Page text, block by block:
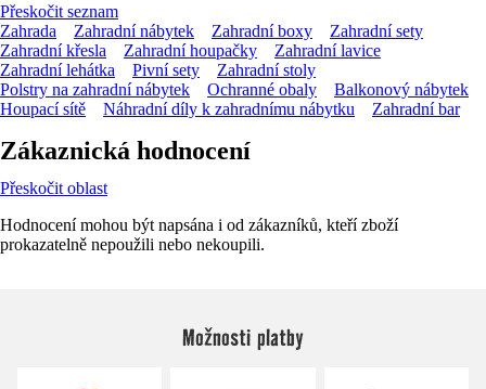
Přeskočit seznam
Zahrada
Zahradní nábytek Zahradní boxy
Zahradní sety
Zahradní křesla
Zahradní houpačky
Zahradní lavice
Zahradní lehátka
Pivní sety
Zahradní stoly
Polstry na zahradní nábytek
Ochranné obaly
Balkonový nábytek
Houpací sítě
Náhradní díly k zahradnímu nábytku Zahradní bar
Zákaznická hodnocení
Přeskočit oblast
Hodnocení mohou být napsána i od zákazníků, kteří zboží
prokazatelně nepoužili nebo nekoupili.
Možnosti platby